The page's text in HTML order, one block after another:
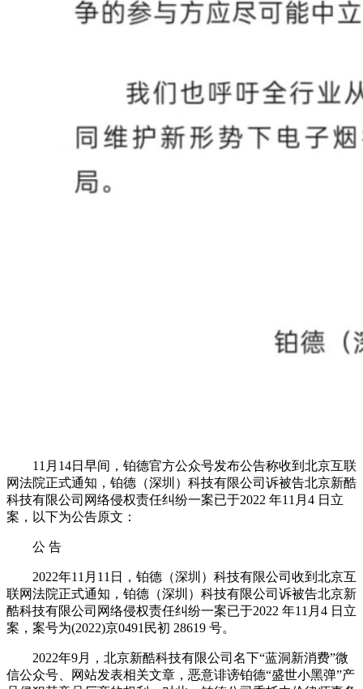
11月14日早间，铂德官方公众号发布公告称收到北京互联
网法院正式通知，铂德（深圳）科技有限公司诉被告北京新酷
科技有限公司网络侵权责任纠纷一案已于2022 年11月4 日立
案，以下为公告原文：
公 告
2022年11月11日，铂德（深圳）科技有限公司收到北京互
联网法院正式通知，铂德（深圳）科技有限公司诉被告北京新
酷科技有限公司网络侵权责任纠纷一案已于2022 年11月4 日立
案，案号为(2022)京0491民初 28619 号。
2022年9月，北京新酷科技有限公司名下“蓝洞新消费”微
信公众号、网站发表相关文章，恶意诽谤铂德“盛世小黑弹”产